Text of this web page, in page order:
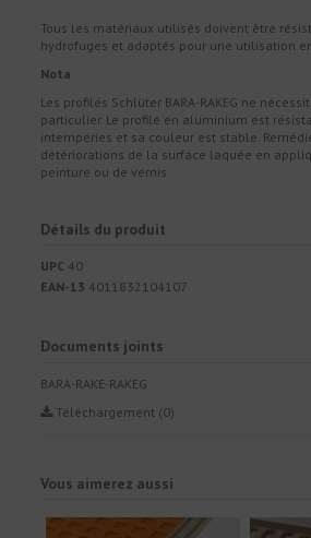
Tous les matériaux utilisés doivent être
hydrofuges et adaptés pour une utilisation
Nota
Les profilés Schlüter BARA-RAKEG ne
particulier. Le profilé en aluminium est
intempéries et sa couleur est stable.
détériorations de la surface laquée en
peinture ou de vernis.
Détails du produit
UPC 40
EAN-13 4011832104107
Documents joints
BARA-RAKE-RAKEG
Téléchargement (0)
Vous aimerez aussi